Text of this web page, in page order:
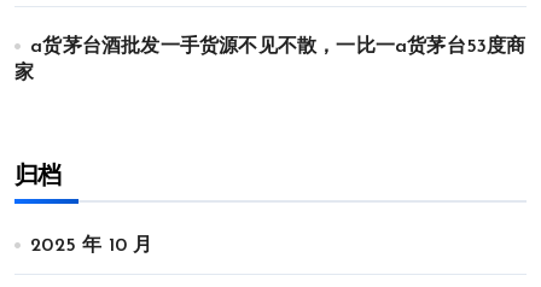
a货茅台酒批发一手货源不见不散，一比一a货茅台53度商
家
归档
2025 年 10 月